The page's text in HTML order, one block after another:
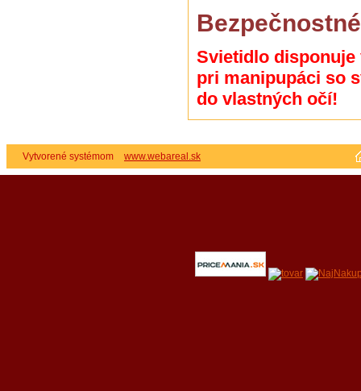
Svietidlo disponuje
pri manipupáci so
do vlastných očí!
Vytvorené systémom www.webareal.sk